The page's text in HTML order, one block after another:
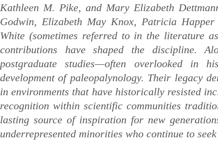
Kathleen M. Pike, and Mary Elizabeth
Godwin, Elizabeth May Knox, Patricia
White (sometimes referred to in the literature
contributions have shaped the discipline.
postgraduate studies—often overlooked in
development of paleopalynology. Their legacy
in environments that have historically resisted
recognition within scientific communities
lasting source of inspiration for new
underrepresented minorities who continue to